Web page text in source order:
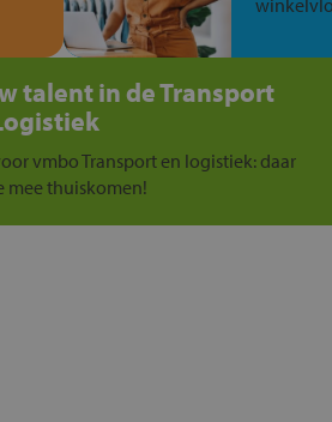
talent in de Transport
vmbo Transport en logistiek: daar
mee thuiskomen!